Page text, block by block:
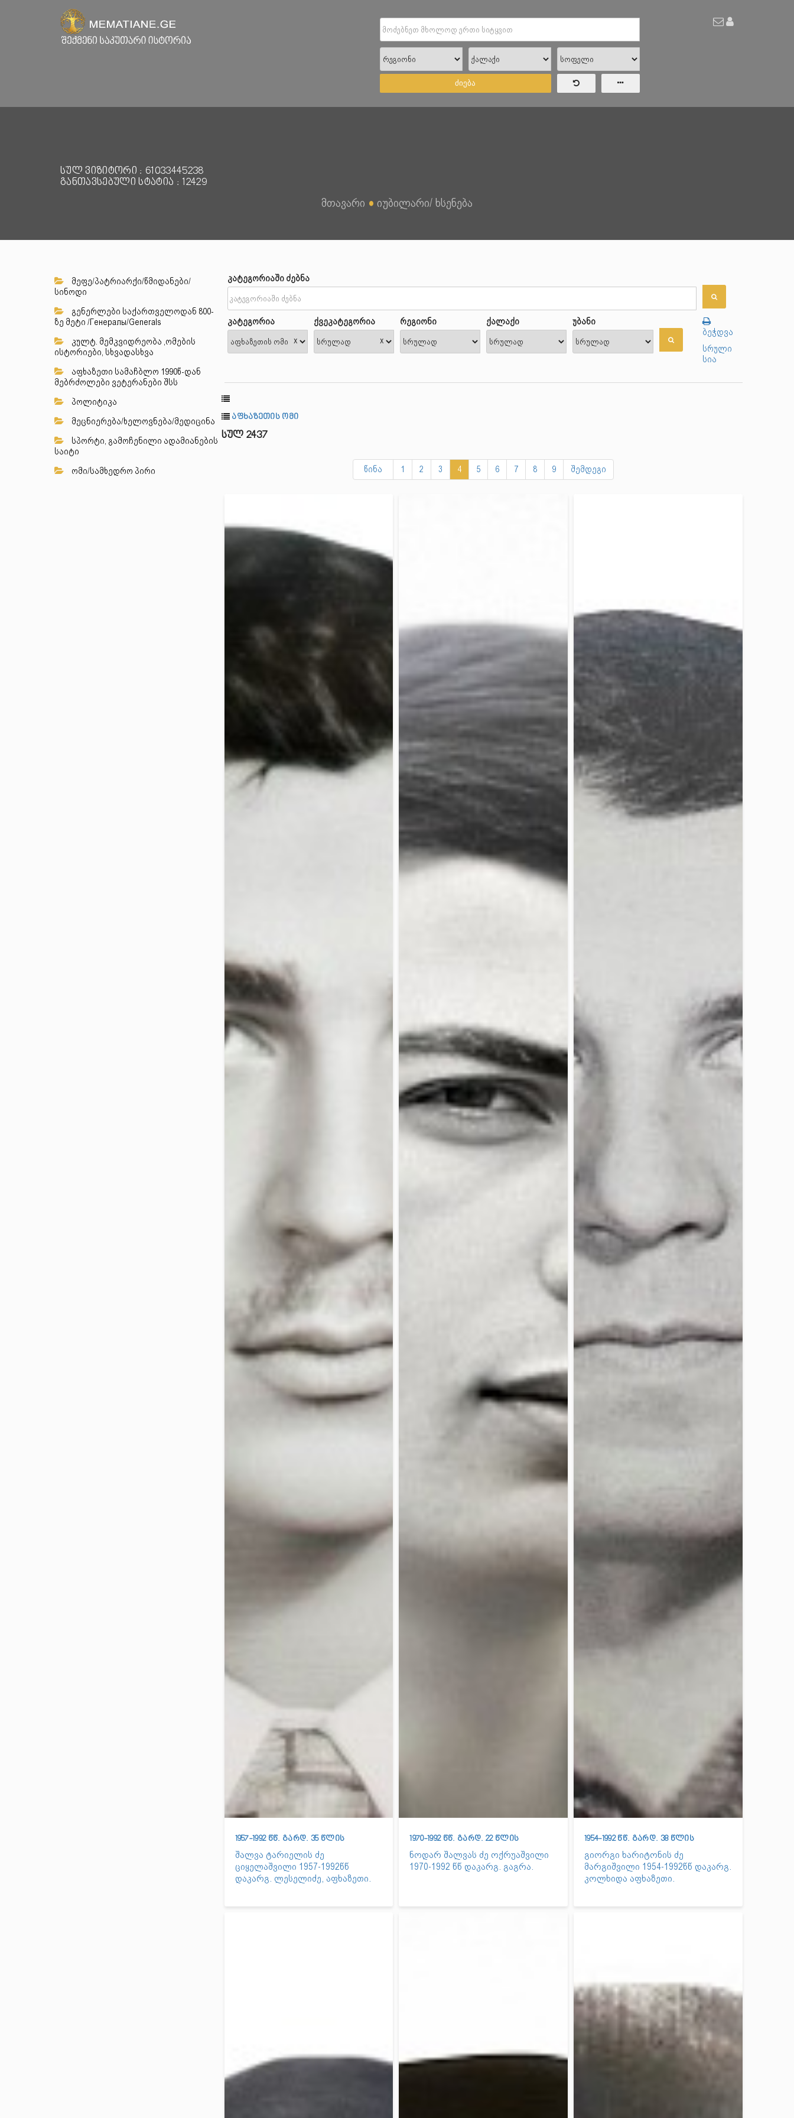
ძიება
სულ ვიზიტორი : 61033445238
განთავსებული სტატია : 12429
მთავარი ● იუბილარი/ ხსენება
მეფე/პატრიარქი/წმიდანები/
სინოდი
გენერლები საქართველოდან 800-
ზე მეტი /Генералы/Generals
კულტ. მემკვიდრეობა ,ომების
ისტორიები, სხვადასხვა
აფხაზეთი სამაჩბლო 1990წ-დან
მებრძოლები ვეტერანები შსს
პოლიტიკა
მეცნიერება/ხელოვნება/მედიცინა
სპორტი, გამოჩენილი ადამიანების
საიტი
ომი/სამხედრო პირი
კატეგორიაში ძებნა
კატეგორია
x
ქვეკატეგორია
x
რეგიონი ქალაქი
უბანი
ბეჭდვა
სრული
სია
აფხაზეთის ომი
სულ 2437
წინა 1 2 3 4 5 6 7 8 9 შემდეგი
1957-1992 წწ. გარდ. 35 წლის
შალვა ტარიელის ძე
ციყელაშვილი 1957-1992წწ
დაკარგ. ლესელიძე, აფხაზეთი.
1970-1992 წწ. გარდ. 22 წლის
ნოდარ შალვას ძე ოქრუაშვილი
1970-1992 წწ დაკარგ. გაგრა.
1954-1992 წწ. გარდ. 38 წლის
გიორგი ხარიტონის ძე
მარგიშვილი 1954-1992წწ დაკარგ.
კოლხიდა აფხაზეთი.